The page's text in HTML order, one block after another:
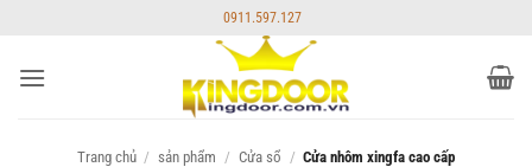
nội
0911.597.127
Trang chủ / sản phẩm / Cửa sổ / Cửa nhôm xingfa cao cấp